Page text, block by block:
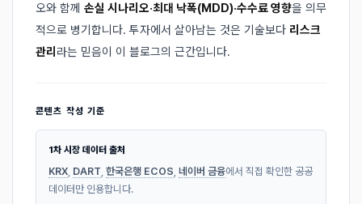
오와 함께 손실 시나리오·최대 낙폭(MDD)·수수료 영향을 의무
적으로 병기합니다. 투자에서 살아남는 것은 기술보다 리스크
관리 라는 믿음이 이 블로그의 근간입니다.
콘텐츠 작성 기준
1차 시장 데이터 출처
KRX DART 한국은행 ECOS 네이버 금융에서 직접 확인한 공공
데이터만 인용합니다.